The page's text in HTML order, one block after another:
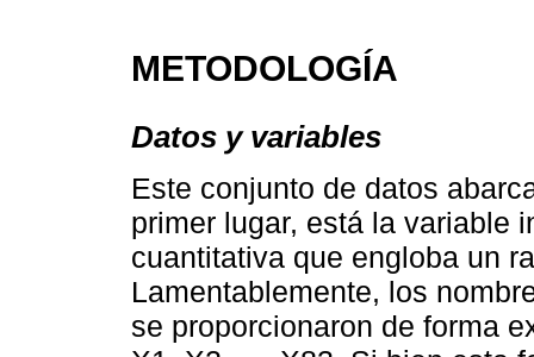
METODOLOGÍA
Datos y variables
Este conjunto de datos
primer lugar, está la variable
cuantitativa que engloba un
Lamentablemente, los
se proporcionaron de forma